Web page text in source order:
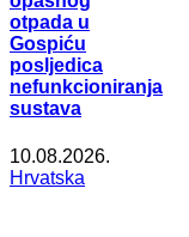
otpada u
Gospiću
posljedica
nefunkcioniranja
sustava
10.08.2026.
Hrvatska